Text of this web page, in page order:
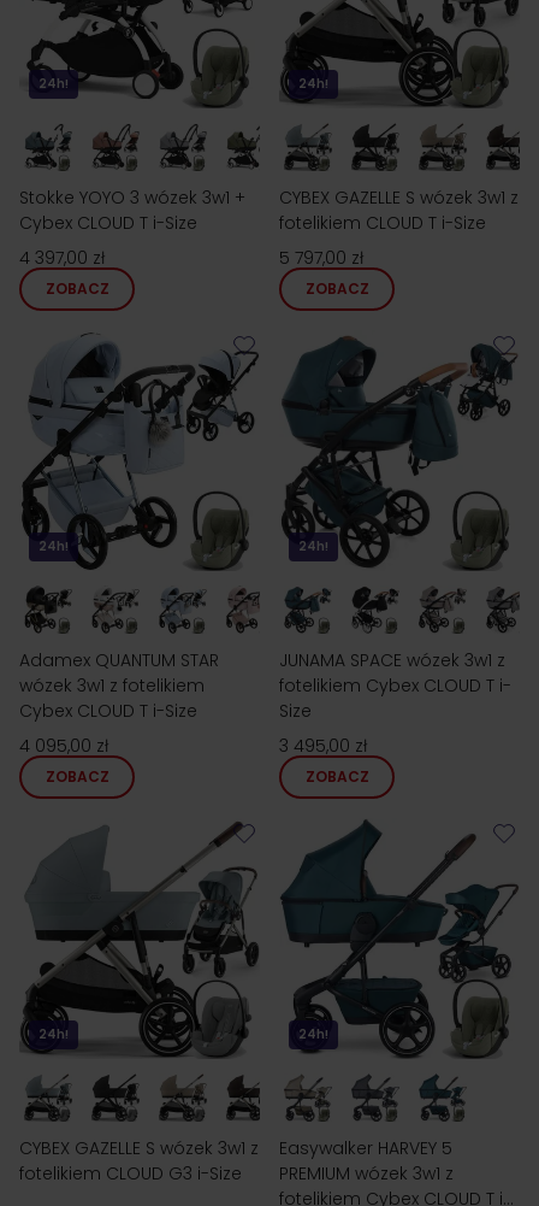
24h!
Stokke YOYO 3 wózek 3w1 +
Cybex CLOUD T i-Size
4 397,00 zł
ZOBACZ
24h!
CYBEX GAZELLE S wózek 3w1 z
fotelikiem CLOUD T i-Size
5 797,00 zł
ZOBACZ
24h!
Adamex QUANTUM STAR
wózek 3w1 z fotelikiem
Cybex CLOUD T i-Size
4 095,00 zł
ZOBACZ
24h!
JUNAMA SPACE wózek 3w1 z
fotelikiem Cybex CLOUD T i-
Size
3 495,00 zł
ZOBACZ
24h!
CYBEX GAZELLE S wózek 3w1 z
fotelikiem CLOUD G3 i-Size
24h!
Easywalker HARVEY 5
PREMIUM wózek 3w1 z
fotelikiem Cybex CLOUD T i-